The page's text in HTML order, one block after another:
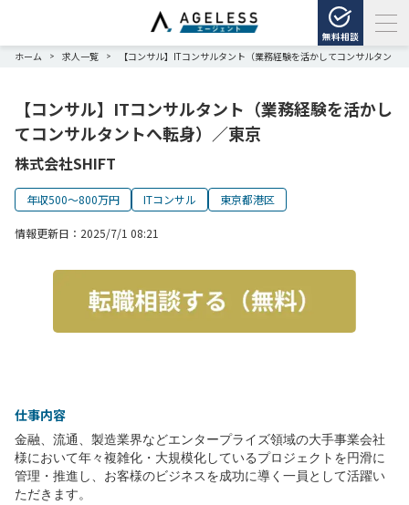
無料相談
ホーム
> 求人一覧 > 【コンサル】ITコンサルタント（業務経験を活かしてコンサルタント
【コンサル】ITコンサルタント（業務経験を活かし
てコンサルタントへ転身）／東京
株式会社SHIFT
年収500～800万円 ITコンサル 東京都港区
情報更新日： 2025/7/1 08:21
仕事内容
金融、流通、製造業界などエンタープライズ領域の大手事業会社
様において年々複雑化・大規模化しているプロジェクトを円滑に
管理・推進し、お客様のビジネスを成功に導く一員として活躍い
ただきます。